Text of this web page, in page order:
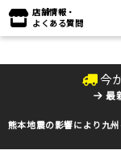
店舗情報・
よくある質問
今
最
熊本地震の影響により九